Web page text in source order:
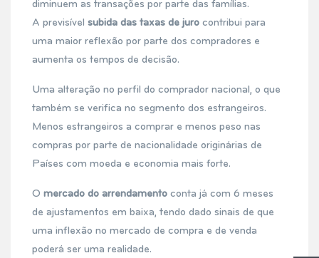
diminuem as transações por parte das famílias.
A previsível subida das taxas de juro contribui para
uma maior reflexão por parte dos compradores e
aumenta os tempos de decisão.
Uma alteração no perfil do comprador nacional, o que
também se verifica no segmento dos estrangeiros.
Menos estrangeiros a comprar e menos peso nas
compras por parte de nacionalidade originárias de
Países com moeda e economia mais forte.
O mercado do arrendamento conta já com 6 meses
de ajustamentos em baixa, tendo dado sinais de que
uma inflexão no mercado de compra e de venda
poderá ser uma realidade.